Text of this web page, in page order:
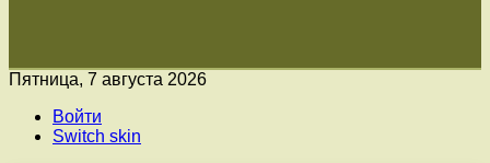
Пятница, 7 августа 2026
Войти
Switch skin